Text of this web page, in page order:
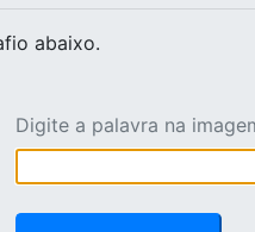
abaixo.
Digite a palavra na